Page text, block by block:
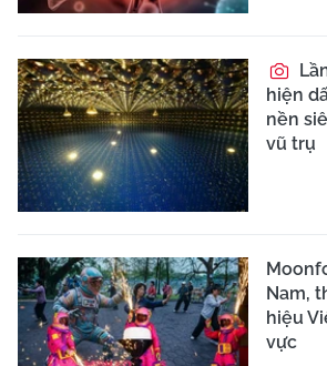
hiện
nền
vũ trụ
Nam,
hiệu
vực